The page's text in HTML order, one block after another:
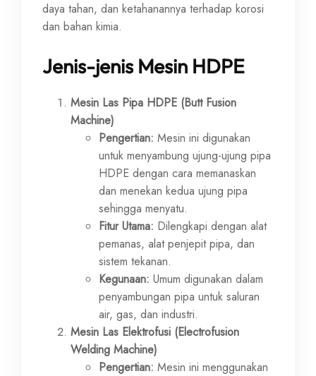
daya tahan, dan ketahanannya terhadap korosi
dan bahan kimia.
Jenis-jenis Mesin HDPE
Mesin Las Pipa HDPE (Butt Fusion
Machine)
Pengertian: Mesin ini digunakan
untuk menyambung ujung-ujung pipa
HDPE dengan cara memanaskan
dan menekan kedua ujung pipa
sehingga menyatu.
Fitur Utama: Dilengkapi dengan alat
pemanas, alat penjepit pipa, dan
sistem tekanan.
Kegunaan: Umum digunakan dalam
penyambungan pipa untuk saluran
air, gas, dan industri.
Mesin Las Elektrofusi (Electrofusion
Welding Machine)
Pengertian: Mesin ini menggunakan